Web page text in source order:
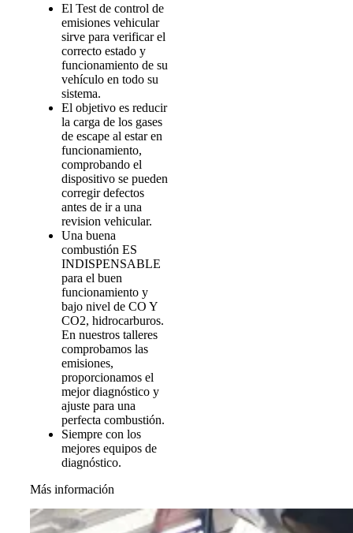
El Test de control de
emisiones vehicular
sirve para verificar el
correcto estado y
funcionamiento de su
vehículo en todo su
sistema.
El objetivo es reducir
la carga de los gases
de escape al estar en
funcionamiento,
comprobando el
dispositivo se pueden
corregir defectos
antes de ir a una
revision vehicular.
Una buena
combustión ES
INDISPENSABLE
para el buen
funcionamiento y
bajo nivel de CO Y
CO2, hidrocarburos.
En nuestros talleres
comprobamos las
emisiones,
proporcionamos el
mejor diagnóstico y
ajuste para una
perfecta combustión.
Siempre con los
mejores equipos de
diagnóstico.
Más información